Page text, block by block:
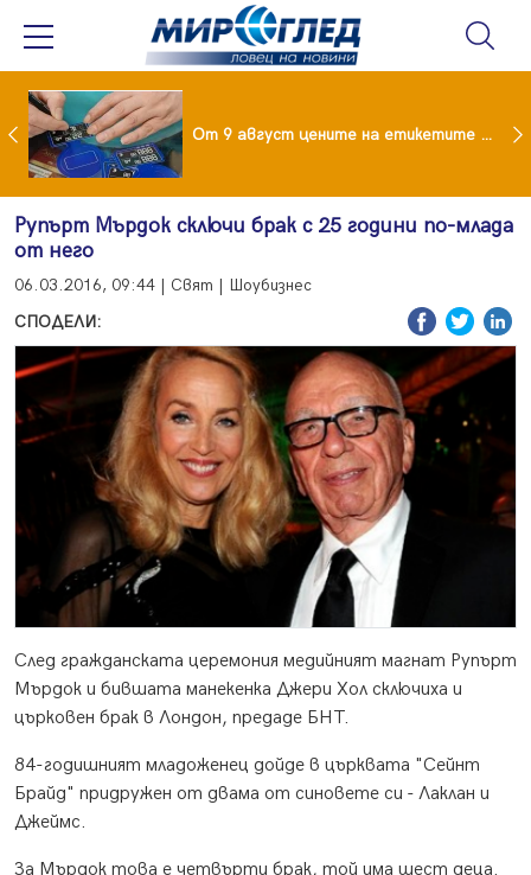
Проект за изграждане на 13-етажна "мегаджамия" разгневи жителите на Лондон От 9 август цените на етикетите само в евро
Рупърт Мърдок сключи брак с 25 години по-млада
от него
06.03.2016, 09:44 | Свят | Шоубизнес
СПОДЕЛИ:
След гражданската церемония медийният магнат Рупърт
Мърдок и бившата манекенка Джери Хол сключиха и
църковен брак в Лондон, предаде БНТ.
84-годишният младоженец дойде в църквата "Сейнт
Брайд" придружен от двама от синовете си - Лаклан и
Джеймс.
За Мърдок това е четвърти брак, той има шест деца.